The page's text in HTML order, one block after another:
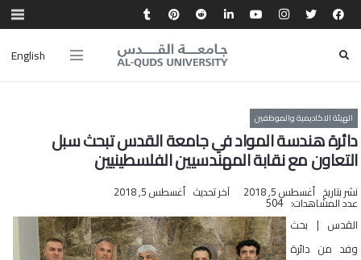
English
الهيئة الاكاديمية والموظفين
دائرة هندسة المواد في جامعة القدس تبحث سبل
التعاون مع نقابة المهندسيين الفلسطينيين
نشر بتاريخ أغسطس 5, 2018 آخر تحديث أغسطس 5, 2018
عدد المشاهدات: 504
القدس | بحث
وفد من دائرة